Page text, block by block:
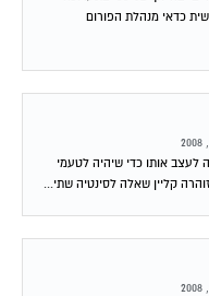
רוצה לעצב אותו כדי שיהיה לטעמי